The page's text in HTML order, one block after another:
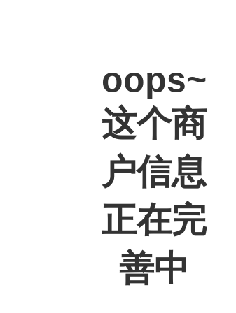
oops~
这个商
户信息
正在完
善中